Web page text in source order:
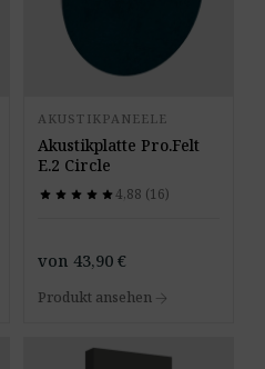
AKUSTIKPANEELE
Akustikplatte Pro.Felt
E.2 Circle
star star star star star
star star star star star4,88 (16)
von 43,90 €
Produkt ansehen arrow_forward